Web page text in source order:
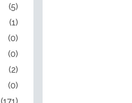
(5)
(1)
(0)
(0)
(2)
(0)